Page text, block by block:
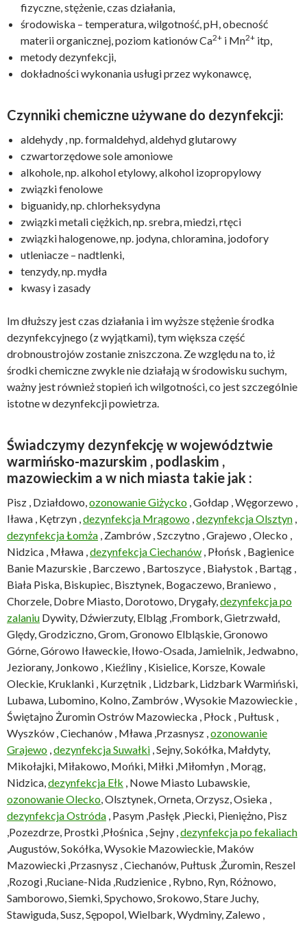
fizyczne, stężenie, czas działania,
środowiska – temperatura, wilgotność, pH, obecność
materii organicznej, poziom kationów Ca2+ i Mn2+ itp,
metody dezynfekcji,
dokładności wykonania usługi przez wykonawcę,
Czynniki chemiczne używane do dezynfekcji:
aldehydy , np. formaldehyd, aldehyd glutarowy
czwartorzędowe sole amoniowe
alkohole, np. alkohol etylowy, alkohol izopropylowy
związki fenolowe
biguanidy, np. chlorheksydyna
związki metali ciężkich, np. srebra, miedzi, rtęci
związki halogenowe, np. jodyna, chloramina, jodofory
utleniacze – nadtlenki,
tenzydy, np. mydła
kwasy i zasady
Im dłuższy jest czas działania i im wyższe stężenie środka
dezynfekcyjnego (z wyjątkami), tym większa część
drobnoustrojów zostanie zniszczona. Ze względu na to, iż
środki chemiczne zwykle nie działają w środowisku suchym,
ważny jest również stopień ich wilgotności, co jest szczególnie
istotne w dezynfekcji powietrza.
Świadczymy dezynfekcję w województwie
warmińsko-mazurskim , podlaskim ,
mazowieckim a w nich miasta takie jak :
Pisz , Działdowo, ozonowanie Giżycko , Gołdap , Węgorzewo ,
Iława , Kętrzyn , dezynfekcja Mrągowo dezynfekcja Olsztyn
dezynfekcja Łomża , Zambrów , Szczytno , Grajewo , Olecko ,
Nidzica , Mława , dezynfekcja Ciechanów , Płońsk , Bagienice
Banie Mazurskie , Barczewo , Bartoszyce , Białystok , Bartąg ,
Biała Piska, Biskupiec, Bisztynek, Bogaczewo, Braniewo ,
Chorzele, Dobre Miasto, Dorotowo, Drygały, dezynfekcja po
zalaniu Dywity, Dźwierzuty, Elbląg ,Frombork, Gietrzwałd,
Ględy, Grodziczno, Grom, Gronowo Elbląskie, Gronowo
Górne, Górowo Iławeckie, Iłowo-Osada, Jamielnik, Jedwabno,
Jeziorany, Jonkowo , Kieźliny , Kisielice, Korsze, Kowale
Oleckie, Kruklanki , Kurzętnik , Lidzbark, Lidzbark Warmiński,
Lubawa, Lubomino, Kolno, Zambrów , Wysokie Mazowieckie ,
Świętajno Żuromin Ostrów Mazowiecka , Płock , Pułtusk ,
Wyszków , Ciechanów , Mława ,Przasnysz , ozonowanie
Grajewo dezynfekcja Suwałki , Sejny, Sokółka, Małdyty,
Mikołajki, Miłakowo, Mońki, Miłki ,Miłomłyn , Morąg,
Nidzica, dezynfekcja Ełk , Nowe Miasto Lubawskie,
ozonowanie Olecko , Olsztynek, Orneta, Orzysz, Osieka ,
dezynfekcja Ostróda , Pasym ,Pasłęk ,Piecki, Pieniężno, Pisz
,Pozezdrze, Prostki ,Płośnica , Sejny , dezynfekcja po fekaliach
,Augustów, Sokółka, Wysokie Mazowieckie, Maków
Mazowiecki ,Przasnysz , Ciechanów, Pułtusk ,Żuromin, Reszel
,Rozogi ,Ruciane-Nida ,Rudzienice , Rybno, Ryn, Różnowo,
Samborowo, Siemki, Spychowo, Srokowo, Stare Juchy,
Stawiguda, Susz, Sępopol, Wielbark, Wydminy, Zalewo ,